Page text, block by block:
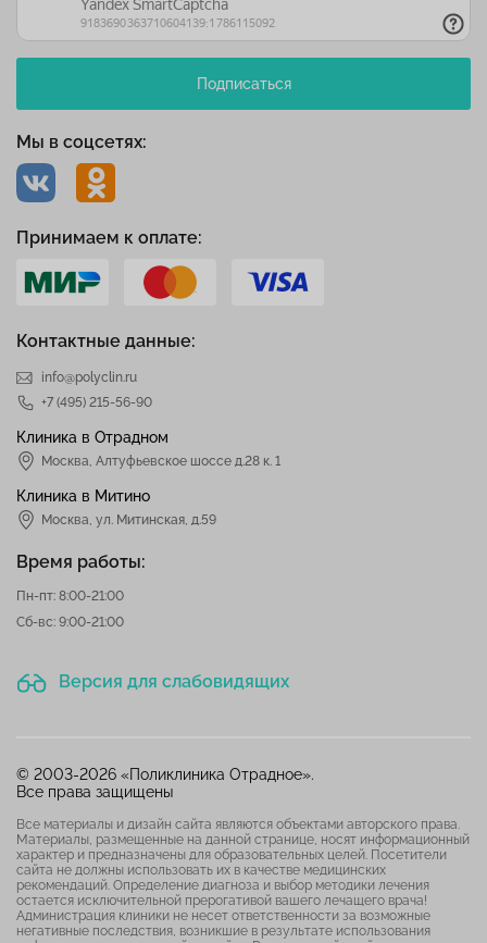
Контактные данные:
info@polyclin.ru
+7 (495) 215-56-90
Клиника в Отрадном
Москва, Алтуфьевское шоссе д.28 к. 1
Клиника в Митино
Москва, ул. Митинская, д.59
Время работы:
Пн-пт: 8:00-21:00
Сб-вс: 9:00-21:00
Мы в соцсетях:
Подписаться
Версия для слабовидящих
Принимаем к оплате:
© 2003-2026 «Поликлиника Отрадное».
Все права защищены
Все материалы и дизайн сайта являются объектами авторского права.
Материалы, размещенные на данной странице, носят информационный
характер и предназначены для образовательных целей. Посетители
сайта не должны использовать их в качестве медицинских
рекомендаций. Определение диагноза и выбор методики лечения
остается исключительной прерогативой вашего лечащего врача!
Администрация клиники не несет ответственности за возможные
негативные последствия, возникшие в результате использования